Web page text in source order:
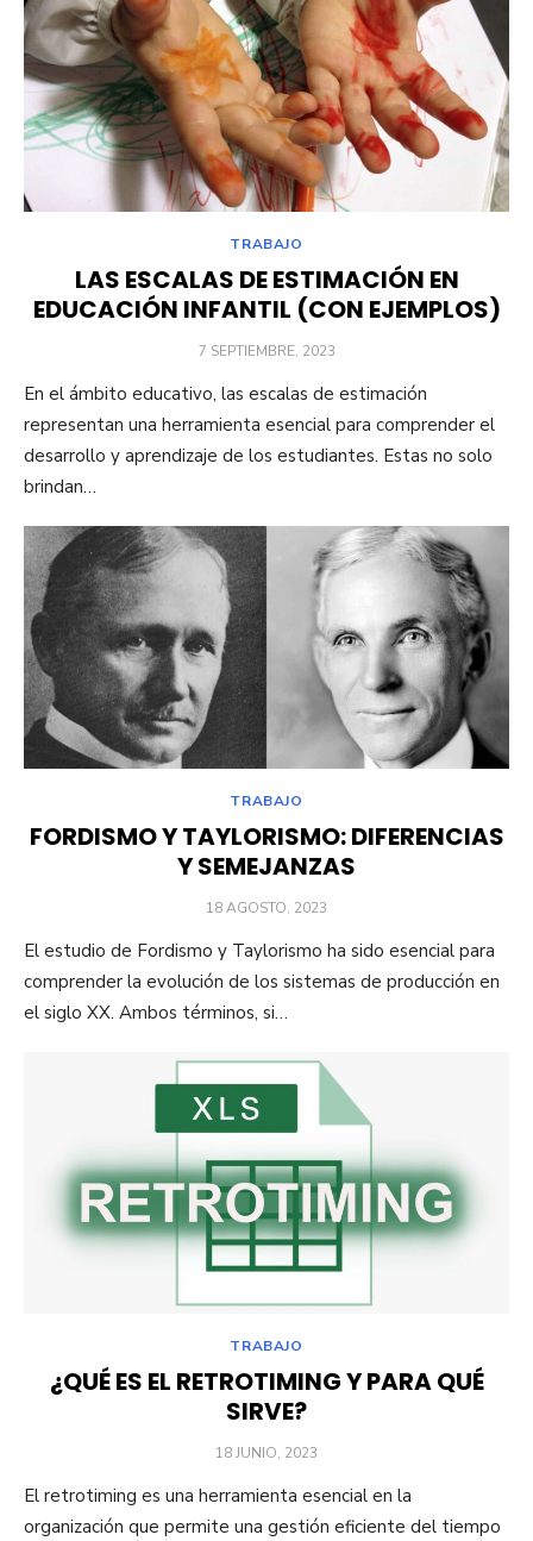
TRABAJO
LAS ESCALAS DE ESTIMACIÓN EN
EDUCACIÓN INFANTIL (CON EJEMPLOS)
PUBLICADO
7 SEPTIEMBRE, 2023
En el ámbito educativo, las escalas de estimación
representan una herramienta esencial para comprender el
desarrollo y aprendizaje de los estudiantes. Estas no solo
brindan…
TRABAJO
FORDISMO Y TAYLORISMO: DIFERENCIAS
Y SEMEJANZAS
PUBLICADO
18 AGOSTO, 2023
El estudio de Fordismo y Taylorismo ha sido esencial para
comprender la evolución de los sistemas de producción en
el siglo XX. Ambos términos, si…
TRABAJO
¿QUÉ ES EL RETROTIMING Y PARA QUÉ
SIRVE?
PUBLICADO
18 JUNIO, 2023
El retrotiming es una herramienta esencial en la
organización que permite una gestión eficiente del tiempo